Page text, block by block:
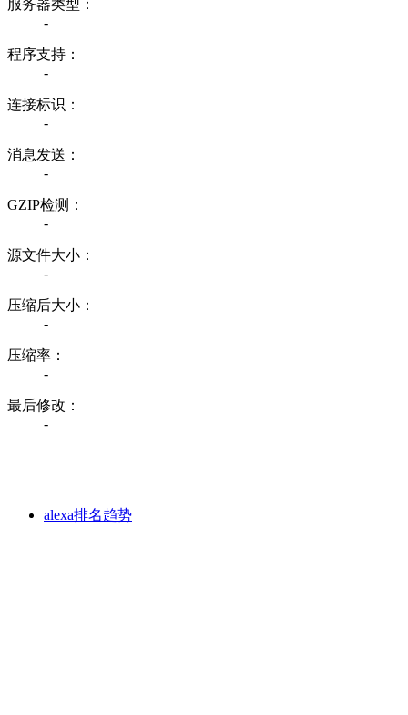
服务器类型：
-
程序支持：
-
连接标识：
-
消息发送：
-
GZIP检测：
-
源文件大小：
-
压缩后大小：
-
压缩率：
-
最后修改：
-
alexa排名趋势